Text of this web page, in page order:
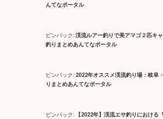
んてなポータル
ピンバック: 渓流ルアー釣りで美アマゴ２匹キ
釣りまとめあんてなポータル
ピンバック: 2022年オススメ渓流釣り場：岐阜
りまとめあんてなポータル
ピンバック:
【2022年】渓流エサ釣りにおける